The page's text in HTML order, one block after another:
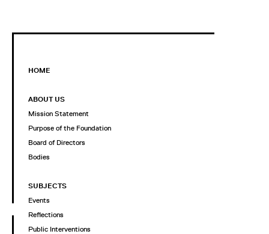
HOME
ABOUT US
Mission Statement
Purpose of the Foundation
Board of Directors
Bodies
SUBJECTS
Events
Reflections
Public Interventions